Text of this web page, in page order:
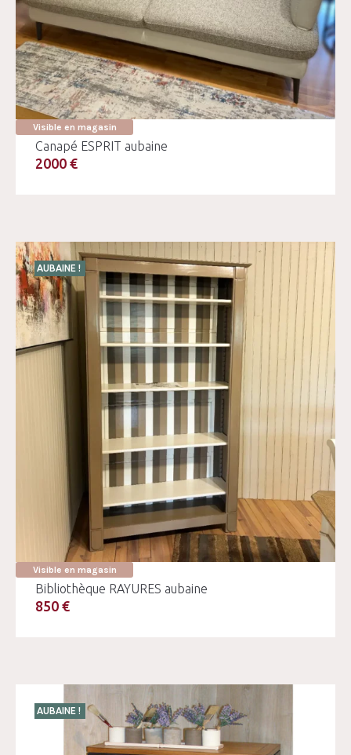
Visible en magasin
Canapé ESPRIT aubaine
2000 €
AUBAINE !
Visible en magasin
Bibliothèque RAYURES aubaine
850 €
AUBAINE !